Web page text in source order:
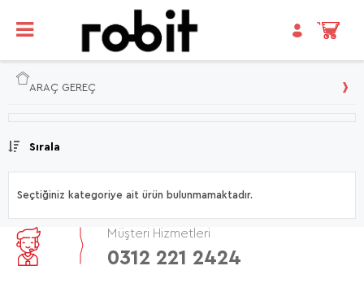
ARAÇ GEREÇ
Sırala
Seçtiğiniz kategoriye ait ürün bulunmamaktadır.
Müşteri Hizmetleri
0312 221 2424